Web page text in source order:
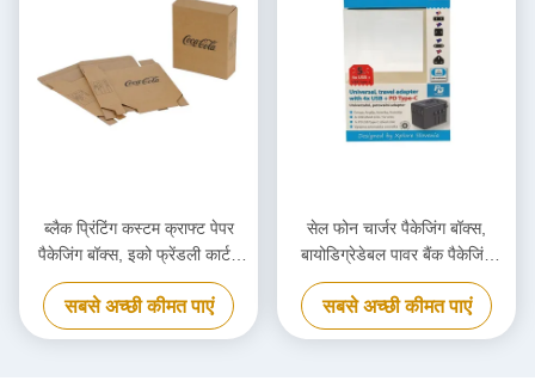
ब्लैक प्रिंटिंग कस्टम क्राफ्ट पेपर
पैकेजिंग बॉक्स, इको फ्रेंडली कार्टन
कार्डबोर्ड बॉक्स
सबसे अच्छी कीमत पाएं
सेल फोन चार्जर पैकेजिंग बॉक्स,
बायोडिग्रेडेबल पावर बैंक पैकेजिंग
बॉक्स अनुकूलित
सबसे अच्छी कीमत पाएं